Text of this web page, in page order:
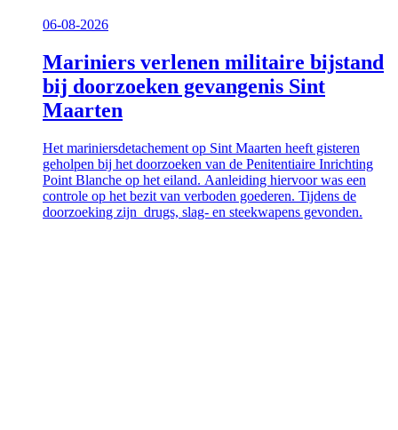
06-08-2026
Mariniers verlenen militaire bijstand
bij doorzoeken gevangenis Sint
Maarten
Het mariniersdetachement op Sint Maarten heeft gisteren
geholpen bij het doorzoeken van de Penitentiaire Inrichting
Point Blanche op het eiland. Aanleiding hiervoor was een
controle op het bezit van verboden goederen. Tijdens de
doorzoeking zijn drugs, slag- en steekwapens gevonden.